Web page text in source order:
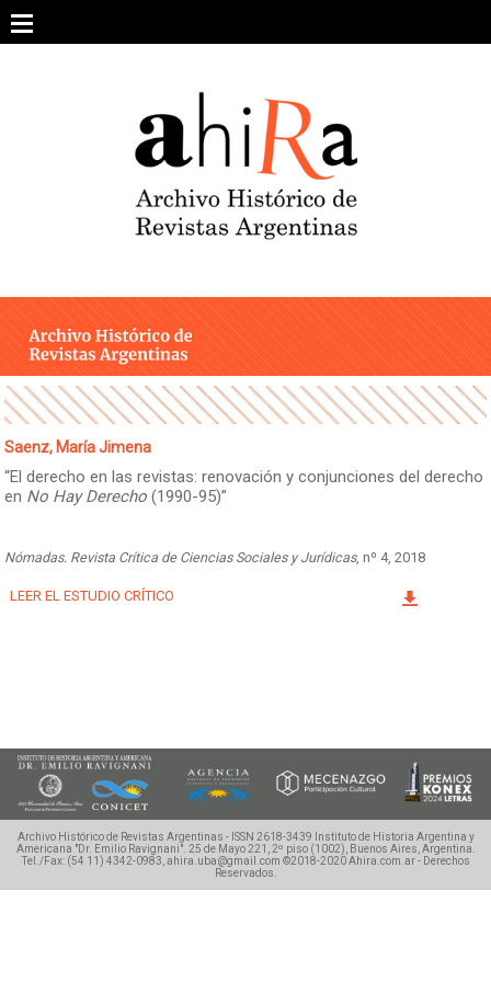
content
ARCHIVO DE REVISTAS
ESTUDIOS CRÍTICOS
INTEGRANTES
AHIRA EN LOS MEDIOS
CONTACTO
Facebook
Instagram
Twitter
Mail
Saenz, María Jimena
“El derecho en las revistas: renovación y conjunciones del derecho
en No Hay Derecho(1990-95)”
Nómadas. Revista Crítica de Ciencias Sociales y Jurídicas, nº 4, 2018
LEER EL ESTUDIO CRÍTICO
Archivo Histórico de Revistas Argentinas - ISSN 2618-3439
Instituto de Historia Argentina y
Americana "Dr. Emilio Ravignani". 25 de Mayo 221, 2º piso (1002), Buenos Aires, Argentina.
Tel./Fax: (54 11) 4342-0983, ahira.uba@gmail.com ©2018-2020 Ahira.com.ar - Derechos
Reservados.